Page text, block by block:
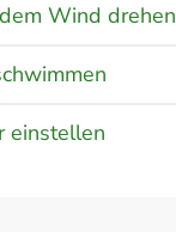
Wind drehen
einstellen